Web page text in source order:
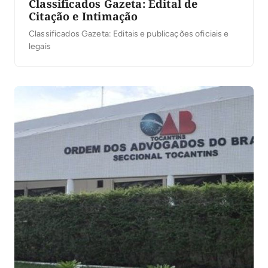
Classificados Gazeta: Edital de
Citação e Intimação
Classificados Gazeta: Editais e publicações oficiais e
legais